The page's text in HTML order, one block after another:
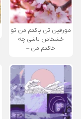
مورفین تن پاکتم من تو
خشخاش باشی چه
خاکتم من –